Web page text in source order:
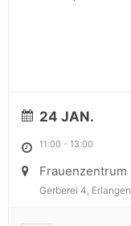
24 JAN.
11:00 - 13:00
Frauenzentrum
Gerberei 4, Erlangen